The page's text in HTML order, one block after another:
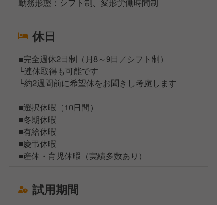
勤務形態：シフト制、変形労働時間制
休日
■完全週休2日制（月8～9日／シフト制）
└連休取得も可能です
└約2週間前に希望休をお聞きし考慮します
■選択休暇（10日間）
■冬期休暇
■有給休暇
■慶弔休暇
■産休・育児休暇（実績多数あり）
試用期間